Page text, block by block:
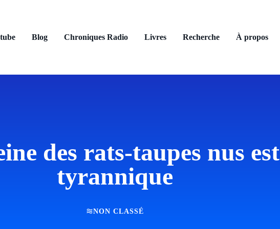
Blog Chroniques Radio Livres Recherche À propos
des rats-taupes nus est
tyrannique
NON CLASSÉ